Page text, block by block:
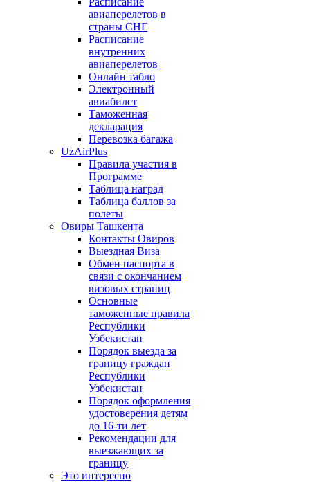
авиаперелетов в
страны СНГ
Расписание
внутренних
авиаперелетов
Онлайн табло
Электронный
авиабилет
Таможенная
декларация
Перевозка багажа
UzAirPlus
Правила участия в
Программе
Таблица наград
Таблица баллов за
полеты
Овиры Ташкента
Контакты Овиров
Выездная Виза
Обмен паспорта в
связи с окончанием
визовых страниц
Основные
таможенные правила
Республики
Узбекистан
Порядок выезда за
границу граждан
Республики
Узбекистан
Порядок оформления
удостоверения детям
до 16-ти лет
Рекомендации для
выезжающих за
границу
Это интересно